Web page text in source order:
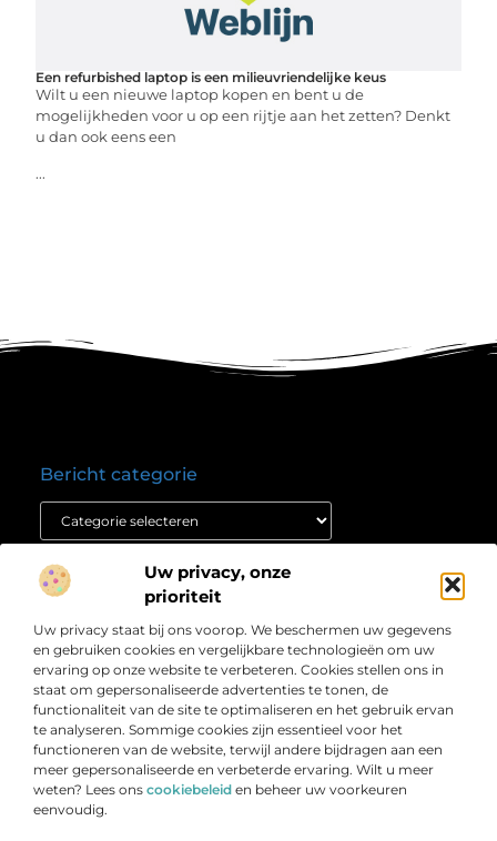
Uw privacy, onze
prioriteit
Uw privacy staat bij ons voorop. We beschermen uw gegevens
en gebruiken cookies en vergelijkbare technologieën om uw
ervaring op onze website te verbeteren. Cookies stellen ons in
staat om gepersonaliseerde advertenties te tonen, de
functionaliteit van de site te optimaliseren en het gebruik ervan
te analyseren. Sommige cookies zijn essentieel voor het
functioneren van de website, terwijl andere bijdragen aan een
meer gepersonaliseerde en verbeterde ervaring. Wilt u meer
weten? Lees ons cookiebeleid en beheer uw voorkeuren
eenvoudig.
Een refurbished laptop is een milieuvriendelijke keus
Wilt u een nieuwe laptop kopen en bent u de
mogelijkheden voor u op een rijtje aan het zetten? Denkt
u dan ook eens een
...
Over
Bedrijf
” Informatie die inspireert en richting geeft “
Laat je meenemen door scherpe artikelen, duidelijke
inzichten en praktische verhalen die je verder helpen.
Welkom bij Weblijn.nl – jouw betrouwbare bron voor
relevante en waardevolle content.
Onze informatie
Bericht categorie